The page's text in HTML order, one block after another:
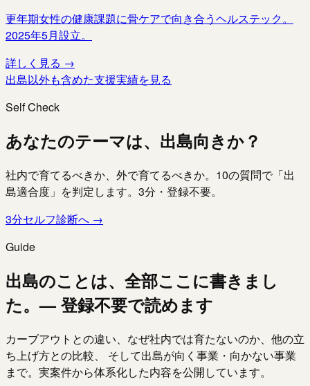
更年期女性の健康課題に骨ケアで向き合うヘルステック。
2025年5月設立。
詳しく見る →
出島以外も含めた支援実績を見る
Self Check
あなたのテーマは、出島向きか？
社内で育てるべきか、外で育てるべきか。10の質問で「出
島適合度」を判定します。3分・登録不要。
3分セルフ診断へ →
Guide
出島のことは、全部ここに書きまし
た。— 登録不要で読めます
カーブアウトとの違い、なぜ社内では育たないのか、他の立
ち上げ方との比較、 そして出島が向く事業・向かない事業
まで。実案件から体系化した内容を公開しています。